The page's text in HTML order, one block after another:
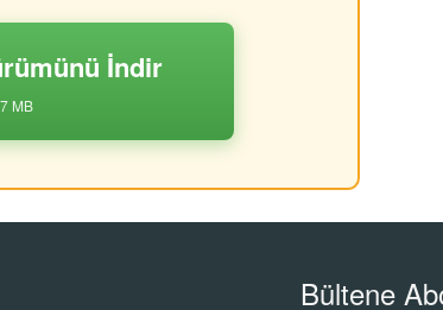
İndir
MB
Bültene